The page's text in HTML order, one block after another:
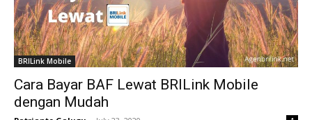
BRILink Mobile
Cara Bayar BAF Lewat BRILink Mobile
dengan Mudah